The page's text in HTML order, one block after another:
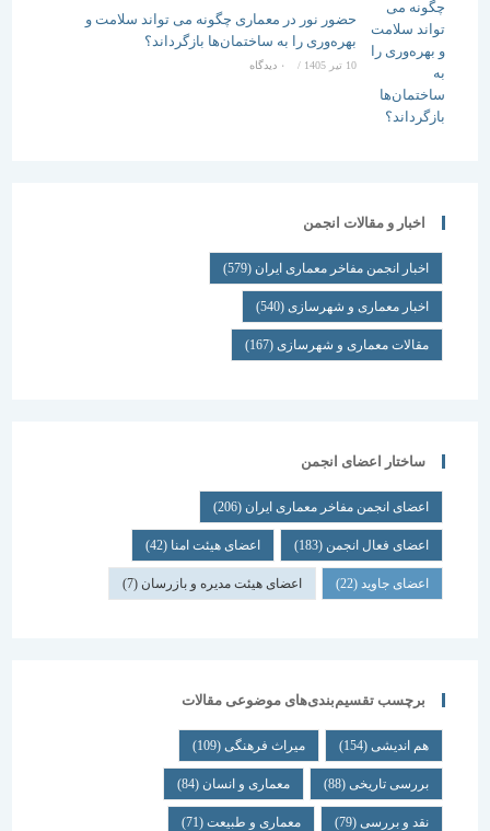
حضور نور در معماری چگونه می تواند سلامت و
بهره‌وری را به ساختمان‌ها بازگرداند؟
/ ۰ دیدگاه
اخبار و مقالات انجمن
اخبار انجمن مفاخر معماری ایران (579)
اخبار معماری و شهرسازی(540)
مقالات معماری و شهرسازی(167)
ساختار اعضای انجمن
اعضای انجمن مفاخر معماری ایران (206)
اعضای فعال انجمن(183) اعضای هیئت امنا(42)
اعضای جاوید(22) اعضای هیئت مدیره و بازرسان(7)
برچسب تقسیم‌بندی‌های موضوعی مقالات
هم اندیشی (154) میراث فرهنگی (109)
بررسی تاریخی (88) معماری و انسان (84)
نقد و بررسی (79) معماری و طبیعت (71)